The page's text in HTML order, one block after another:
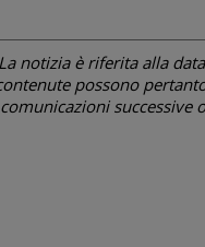
La notizia è riferita alla
possono
successive